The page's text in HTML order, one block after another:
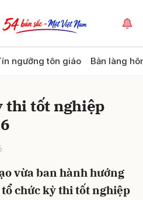
ngưỡng tôn giáo Bản làng
thi tốt nghiệp
vừa ban hành hướng
chức kỳ thi tốt nghiệp
Hủy Gửi